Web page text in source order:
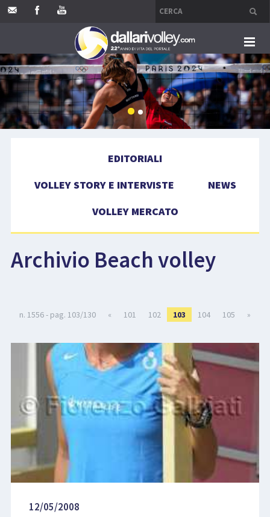
HOME
EDITORIALI
VOLLEY MERCATO
COMPETIZIONI
EVENTI
EDITORIALI
VOLLEY STORY E INTERVISTE
NEWS
VOLLEY MERCATO
Archivio Beach volley
n. 1556 - pag. 103/130 « 101 102 103 104 105 »
12/05/2008